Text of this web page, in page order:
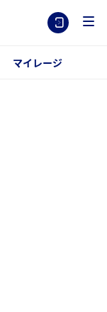
マイレージ